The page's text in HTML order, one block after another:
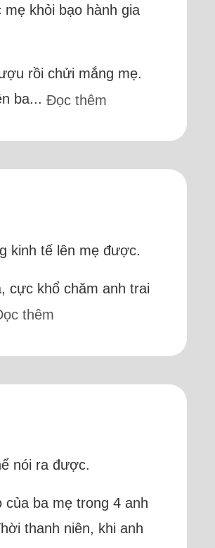
khỏi bạo hành gia
rồi chửi mắng mẹ.
ba... Đọc thêm
kinh tế lên mẹ được.
cực khổ chăm anh trai
thêm
nói ra được.
ba mẹ trong 4 anh
thanh niên, khi anh